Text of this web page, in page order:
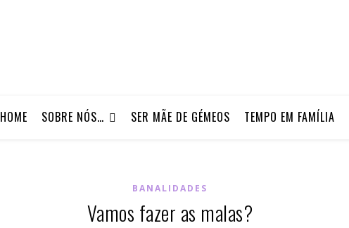
HOME SOBRE NÓS… SER MÃE DE GÉMEOS TEMPO EM FAMÍLIA
BANALIDADES
Vamos fazer as malas?